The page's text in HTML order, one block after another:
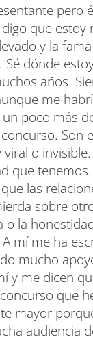
pero
que estoy
y la
Sé dónde
años.
me
poco más
Son
o
que
las
sobre
o la
mí me ha
mucho
y me dicen
que
mayor
audiencia